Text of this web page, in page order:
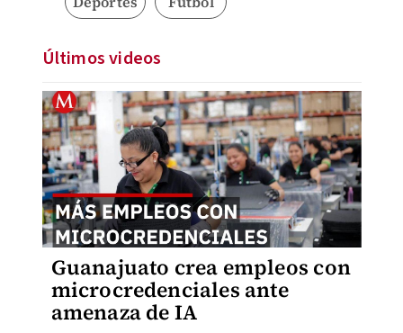
Últimos videos
Guanajuato crea empleos con
microcredenciales ante
amenaza de IA